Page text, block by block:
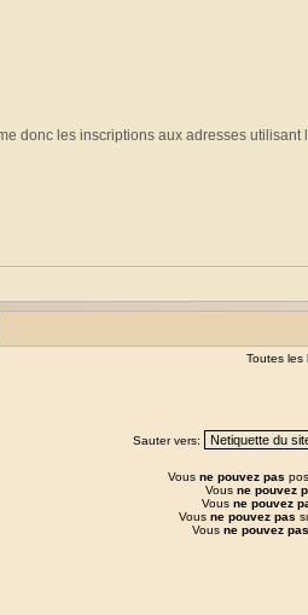
donc les inscriptions aux adresses utilisant
Toutes les
Sauter vers:
Vous ne pouvez pas
Vous ne pouvez
Vous ne pouvez
Vous ne pouvez pas
Vous ne pouvez pas